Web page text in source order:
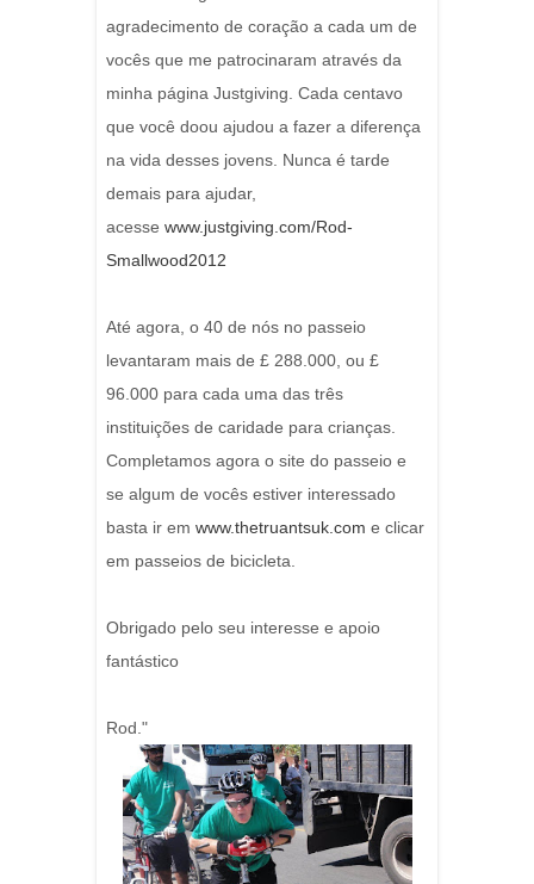
agradecimento de coração a cada um de
vocês que me patrocinaram através da
minha página Justgiving. Cada centavo
que você doou ajudou a fazer a diferença
na vida desses jovens. Nunca é tarde
demais para ajudar,
acesse www.justgiving.com/Rod-
Smallwood2012
Até agora, o 40 de nós no passeio
levantaram mais de £ 288.000, ou £
96.000 para cada uma das três
instituições de caridade para crianças.
Completamos agora o site do passeio e
se algum de vocês estiver interessado
basta ir em www.thetruantsuk.com e clicar
em passeios de bicicleta.
Obrigado pelo seu interesse e apoio
fantástico
Rod."